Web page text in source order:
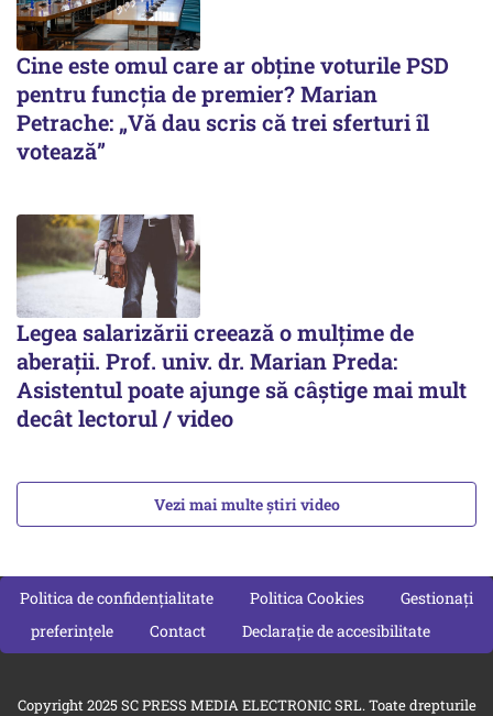
Cine este omul care ar obține voturile PSD
pentru funcția de premier? Marian
Petrache: „Vă dau scris că trei sferturi îl
votează”
Legea salarizării creează o mulțime de
aberații. Prof. univ. dr. Marian Preda:
Asistentul poate ajunge să câștige mai mult
decât lectorul / video
Vezi mai multe știri video
Politica de confidențialitate Politica Cookies
Gestionați
preferințele
Contact Declarație de accesibilitate
Copyright 2025 SC PRESS MEDIA ELECTRONIC SRL. Toate drepturile